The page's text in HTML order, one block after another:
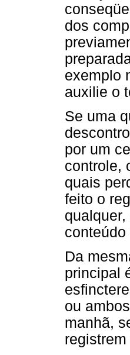
dos
exemplo
auxilie o
Se uma
por um
controle,
quais
feito o
conteúdo
Da
principal
ou
manhã,